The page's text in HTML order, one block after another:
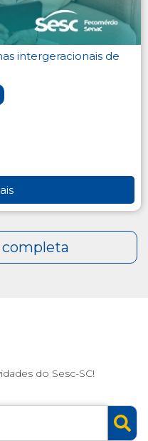
intergeracionais de
do Sesc-SC!